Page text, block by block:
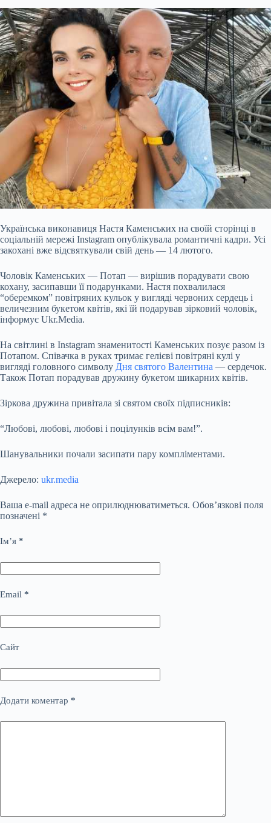
Українська виконавиця Настя Каменських на своїй сторінці в
соціальній мережі Instagram опублікувала романтичні кадри. Усі
закохані вже відсвяткували свій день — 14 лютого.
Чоловік Каменських — Потап — вирішив порадувати свою
кохану, засипавши її подарунками. Настя похвалилася
“оберемком” повітряних кульок у вигляді червоних сердець і
величезним букетом квітів, які їй подарував зірковий чоловік,
інформує Ukr.Media.
На світлині в Instagram знаменитості Каменських позує разом із
Потапом. Співачка в руках тримає гелієві повітряні кулі у
вигляді головного символу Дня святого Валентина — сердечок.
Також Потап порадував дружину букетом шикарних квітів.
Зіркова дружина привітала зі святом своїх підписників:
“Любові, любові, любові і поцілунків всім вам!”.
Шанувальники почали засипати пару компліментами.
Джерело: ukr.media
Ваша e-mail адреса не оприлюднюватиметься. Обов’язкові поля
позначені *
Ім’я *
Email *
Сайт
Додати коментар *